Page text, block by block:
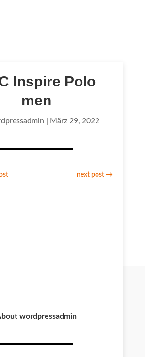
Inspire Polo
men
März 29, 2022
next post→
wordpressadmin